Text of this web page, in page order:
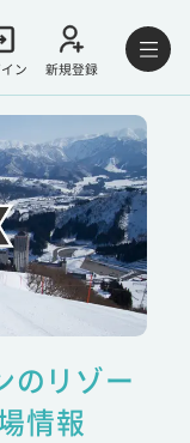
ン 新規登録
のリゾー
情報